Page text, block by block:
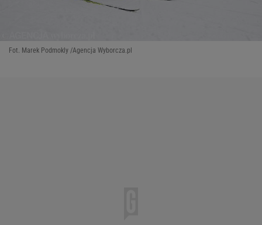
Fot. Marek Podmokly /Agencja Wyborcza.pl